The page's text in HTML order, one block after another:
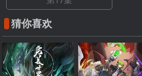
猜你喜欢